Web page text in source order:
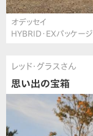
オデッセイ
HYBRID・EXパッケージ
レッド・グラスさん
思い出の宝箱